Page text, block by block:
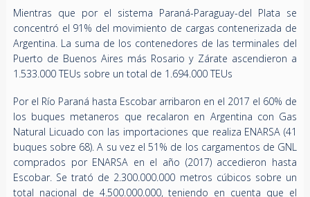
Mientras que por el sistema Paraná-Paraguay-del Plata se
concentró el 91% del movimiento de cargas contenerizada de
Argentina. La suma de los contenedores de las terminales del
Puerto de Buenos Aires más Rosario y Zárate ascendieron a
1.533.000 TEUs sobre un total de 1.694.000 TEUs
Por el Río Paraná hasta Escobar arribaron en el 2017 el 60% de
los buques metaneros que recalaron en Argentina con Gas
Natural Licuado con las importaciones que realiza ENARSA (41
buques sobre 68). A su vez el 51% de los cargamentos de GNL
comprados por ENARSA en el año (2017) accedieron hasta
Escobar. Se trató de 2.300.000.000 metros cúbicos sobre un
total nacional de 4.500.000.000, teniendo en cuenta que el